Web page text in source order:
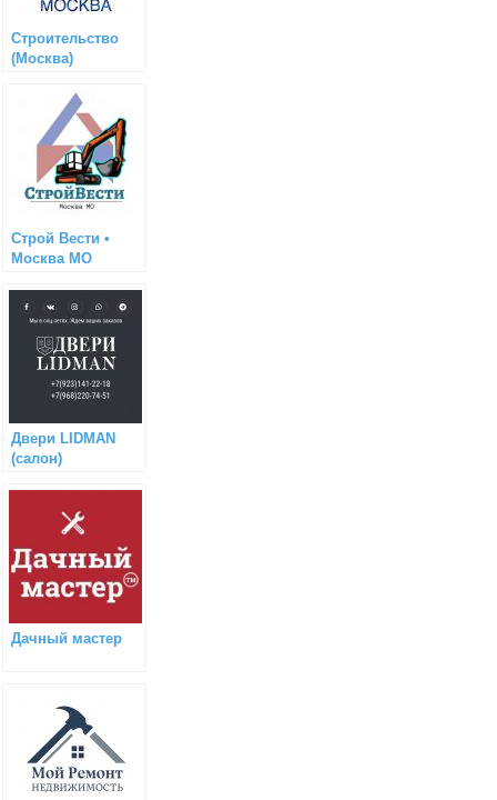
Строительство
(Москва)
Строй Вести •
Москва МО
Двери LIDMAN
(салон)
Дачный мастер